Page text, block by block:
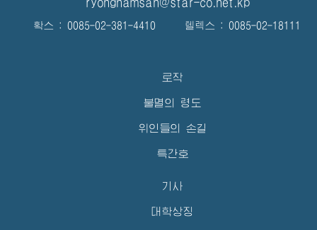
ryongnamsan@star-co.net.kp
확스 : 0085-02-381-4410 텔렉스 : 0085-02-18111
로작
불멸의 령도
위인들의 손길
특간호
기사
대학상징